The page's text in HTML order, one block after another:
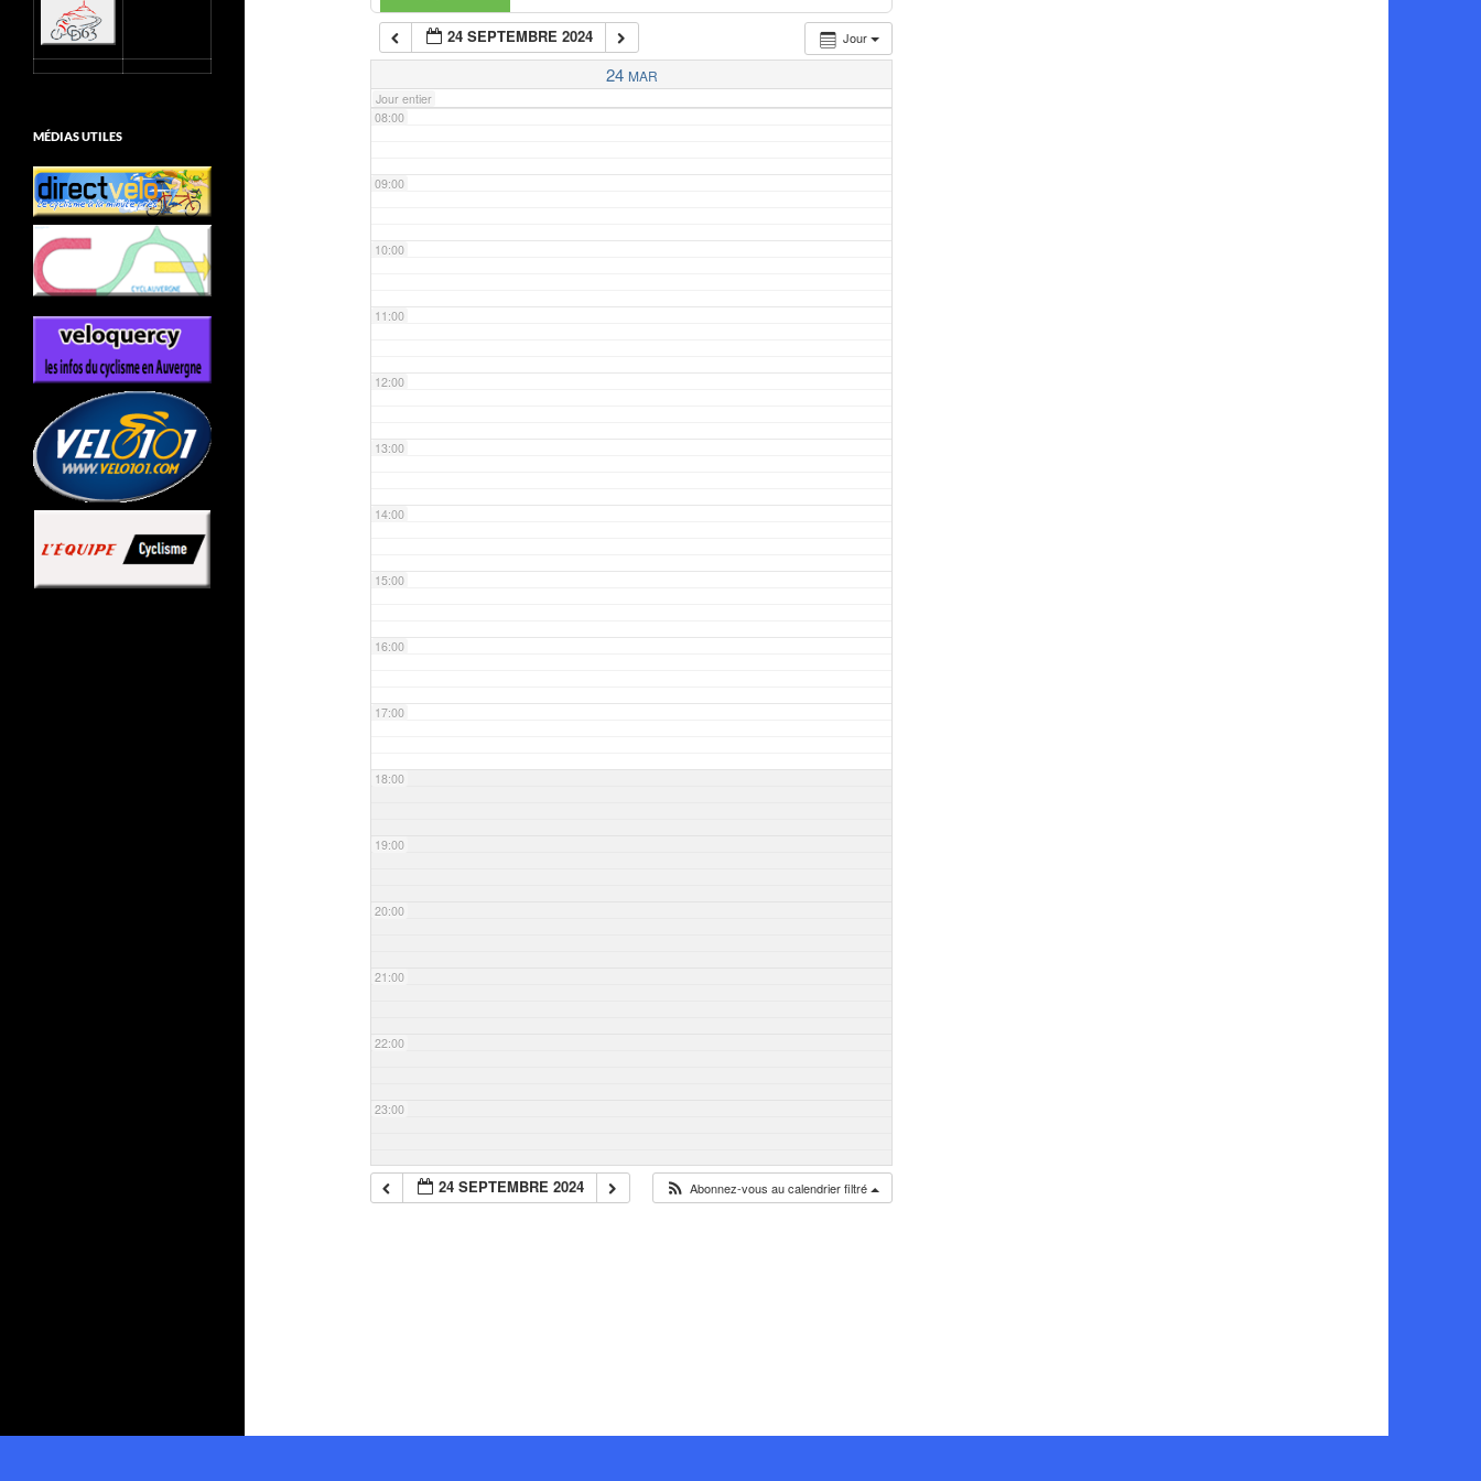
Jour
24 SEPTEMBRE 2024
24 MAR
Jour entier
07:00
08:00
09:00
10:00
11:00
12:00
13:00
14:00
15:00
16:00
17:00
18:00
19:00
20:00
21:00
22:00
23:00
24 SEPTEMBRE 2024 Abonnez-vous au calendrier filtré
MÉDIAS UTILES